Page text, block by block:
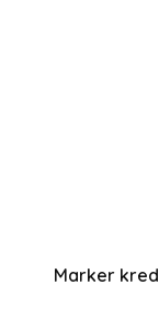
Marker